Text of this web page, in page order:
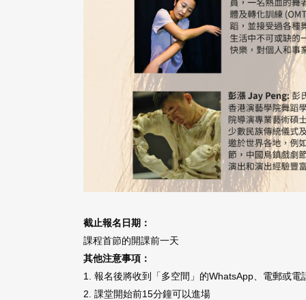
截止報名日期：
課程首節的開課前一天
其他注意事項：
1. 報名後將收到「多空間」的WhatsApp、電郵或電
2. 課堂開始前15分鐘可以進場